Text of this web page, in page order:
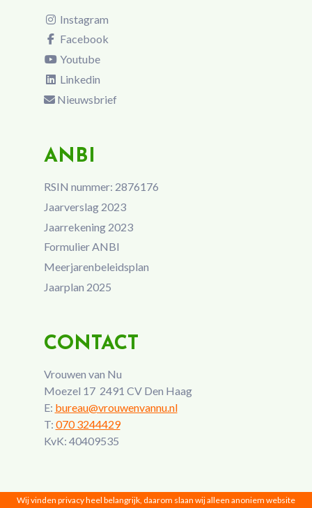
Instagram
Facebook
Youtube
Linkedin
Nieuwsbrief
ANBI
RSIN nummer: 2876176
Jaarverslag 2023
Jaarrekening 2023
Formulier ANBI
Meerjarenbeleidsplan
Jaarplan 2025
CONTACT
Vrouwen van Nu
Moezel 17 2491 CV Den Haag
E: bureau@vrouwenvannu.nl
T: 070 3244429
KvK: 40409535
Wij vinden privacy heel belangrijk, daarom slaan wij alleen anoniem website